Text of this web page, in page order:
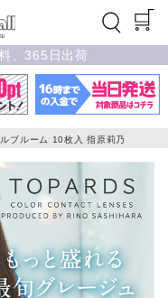
、365日出荷
ブルーム 10枚入 指原莉乃